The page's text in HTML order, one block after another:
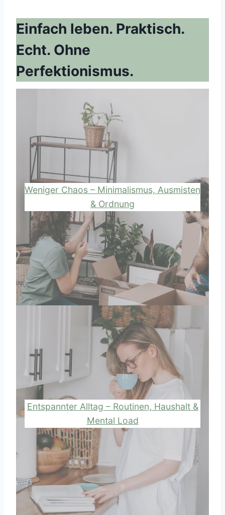
Einfach leben. Praktisch.
Echt. Ohne
Perfektionismus.
Weniger Chaos – Minimalismus, Ausmisten
& Ordnung
Entspannter Alltag – Routinen, Haushalt &
Mental Load